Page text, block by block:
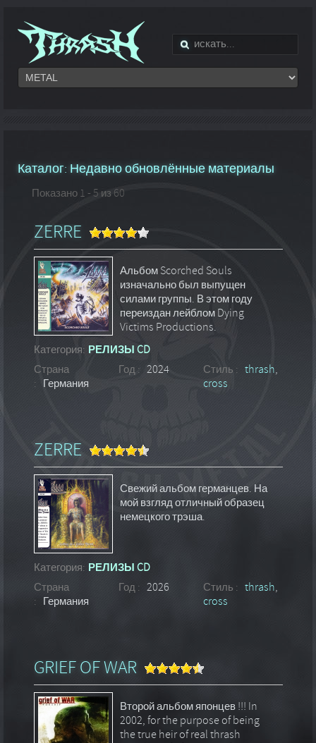
Каталог: Недавно обновлённые материалы
Показано 1 - 5 из 60
ZERRE
Альбом Scorched Souls
изначально был выпущен
силами группы. В этом году
переиздан лейблом Dying
Victims Productions.
Категория: РЕЛИЗЫ CD
Страна
:
Германия
Год : 2024 Стиль : thrash,
cross
ZERRE
Свежий альбом германцев. На
мой взгляд отличный образец
немецкого трэша.
Категория: РЕЛИЗЫ CD
Страна
:
Германия
Год : 2026 Стиль : thrash,
cross
GRIEF OF WAR
Второй альбом японцев !!! In
2002, for the purpose of being
the true heir of real thrash